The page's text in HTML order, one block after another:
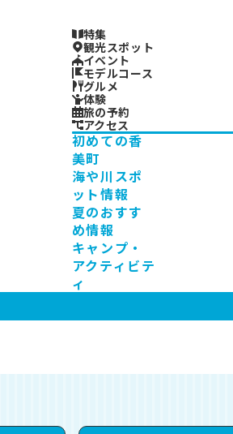
特集
観光スポット
イベント
モデルコース
グルメ
体験
旅の予約
アクセス
初めての香
美町
海や川スポ
ット情報
夏のおすす
め情報
キャンプ・
アクティビテ
ィ